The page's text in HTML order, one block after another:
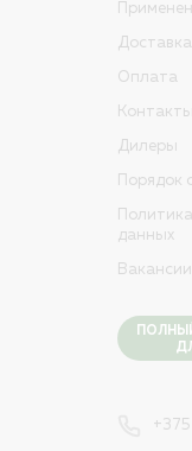
Доставка
Оплата
Контакты
Дилеры
Порядок
данных
Вакансии